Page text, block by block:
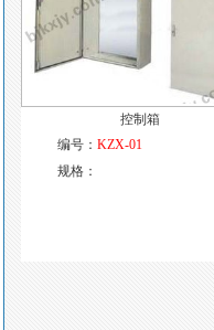
控制箱
编号： KZX-01
规格：